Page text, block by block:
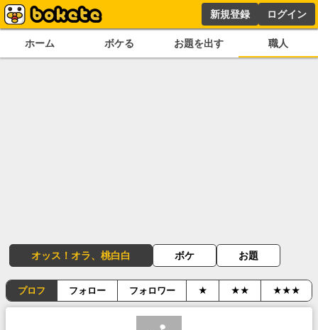
新規登録 ログイン
ホーム ボケる お題を出す 職人
オッス！オラ、桃白白 ボケ お題
プロフ フォロー フォロワー ★ ★★ ★★★